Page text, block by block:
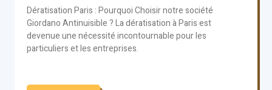
Dératisation Paris : Pourquoi Choisir notre société
Giordano Antinuisible ? La dératisation à Paris est
devenue une nécessité incontournable pour les
particuliers et les entreprises.